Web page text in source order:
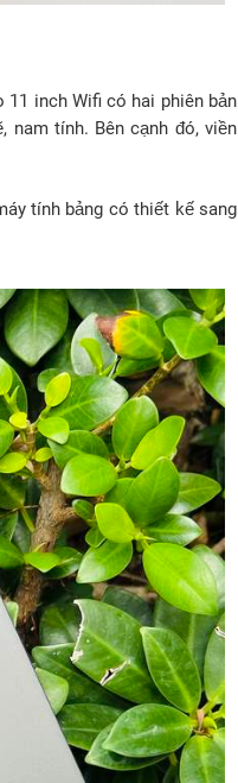
11 inch Wifi có hai phiên bản
nam tính. Bên cạnh đó, viền
tính bảng có thiết kế sang